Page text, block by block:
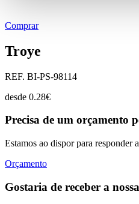
Comprar
Troye
REF. BI-PS-98114
desde 0.28€
Precisa de um orçamento
Estamos ao dispor para responder
Orçamento
Gostaria de receber a